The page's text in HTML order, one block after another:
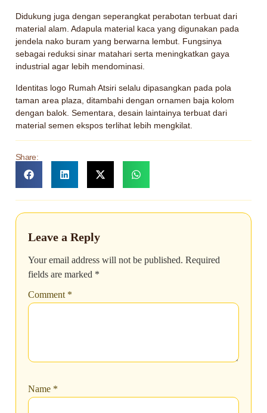
Didukung juga dengan seperangkat perabotan terbuat dari
material alam. Adapula material kaca yang digunakan pada
jendela nako buram yang berwarna lembut. Fungsinya
sebagai reduksi sinar matahari serta meningkatkan gaya
industrial agar lebih mendominasi.
Identitas logo Rumah Atsiri selalu dipasangkan pada pola
taman area plaza, ditambahi dengan ornamen baja kolom
dengan balok. Sementara, desain laintainya terbuat dari
material semen ekspos terlihat lebih mengkilat.
Share:
Leave a Reply
Your email address will not be published. Required
fields are marked *
Comment *
Name *